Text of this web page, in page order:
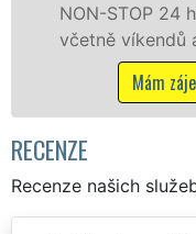
7 dní v týdnu
bez příplatků.
RECENZE
Recenze našich